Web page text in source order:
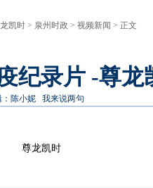
凯时 > 泉州时政 > 视频新闻 > 正文
纪录片 -尊龙
：陈小妮 我来说两句
尊龙凯时